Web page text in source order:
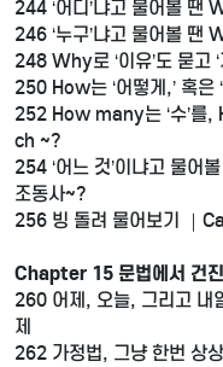
244 ‘어디’냐고 물어볼
246 ‘누구’냐고 물어볼
248 Why로 ‘이유’도 묻고
250 How는 ‘어떻게,’ 혹
252 How many는 ‘수’를
ch ~?
254 ‘어느 것’이냐고 물
조동사~?
256 빙 돌려 물어보기 ｜
Chapter 15 문법에서 건
260 어제, 오늘, 그리고 내
제
262 가정법, 그냥 한번 상